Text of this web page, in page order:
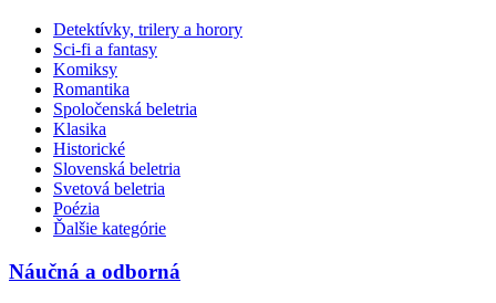
Detektívky, trilery a horory
Sci-fi a fantasy
Komiksy
Romantika
Spoločenská beletria
Klasika
Historické
Slovenská beletria
Svetová beletria
Poézia
Ďalšie kategórie
Náučná a odborná